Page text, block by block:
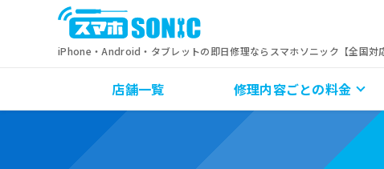
iPhone・Android・タブレットの即日修理ならスマホソニック【全国対応
店舗一覧 修理内容ごとの料金